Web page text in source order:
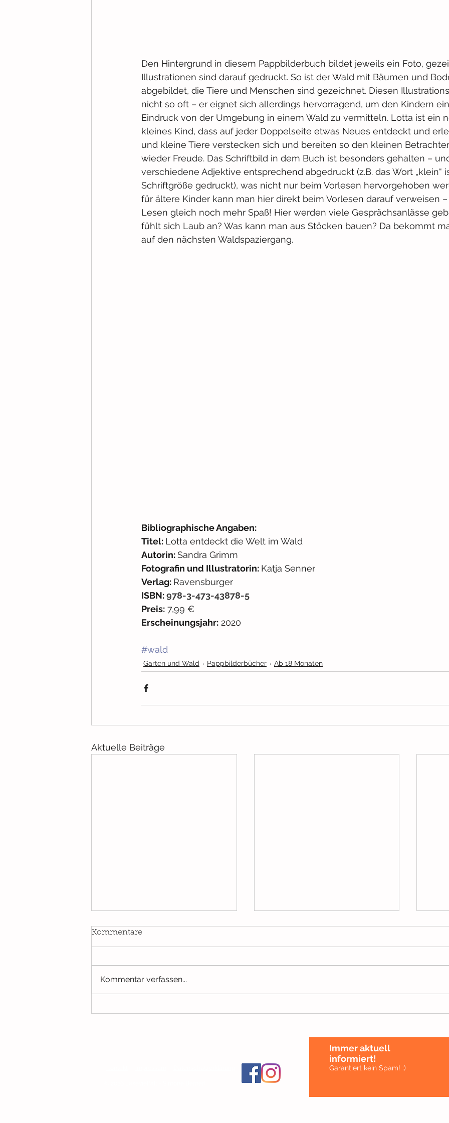
Den Hintergrund in diesem Pappbilderbuch bildet jeweils ein Foto,
Illustrationen sind darauf gedruckt. So ist der Wald mit Bäumen und
abgebildet, die Tiere und Menschen sind gezeichnet. Diesen
nicht so oft – er eignet sich allerdings hervorragend, um den Kindern
Eindruck von der Umgebung in einem Wald zu vermitteln. Lotta ist ein
kleines Kind, dass auf jeder Doppelseite etwas Neues entdeckt und
und kleine Tiere verstecken sich und bereiten so den kleinen
wieder Freude. Das Schriftbild in dem Buch ist besonders gehalten –
verschiedene Adjektive entsprechend abgedruckt (z.B. das Wort „klein“
Schriftgröße gedruckt), was nicht nur beim Vorlesen hervorgehoben
für ältere Kinder kann man hier direkt beim Vorlesen darauf verweisen
Lesen gleich noch mehr Spaß! Hier werden viele Gesprächsanlässe
fühlt sich Laub an? Was kann man aus Stöcken bauen? Da bekommt
auf den nächsten Waldspaziergang.
Bibliographische Angaben:
Titel: Lotta entdeckt die Welt im Wald
Autorin: Sandra Grimm
Fotografin und Illustratorin: Katja Senner
Verlag: Ravensburger
ISBN: 978-3-473-43878-5
Preis: 7,99 €
Erscheinungsjahr: 2020
#wald
Garten und Wald Pappbilderbücher Ab 18 Monaten
Aktuelle Beiträge
Kommentare
Kommentar verfassen...
Immer aktuell
informiert!
Garantiert kein Spam! :)